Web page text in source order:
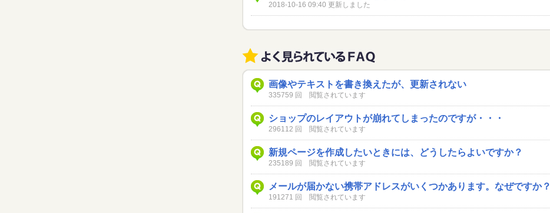
2018-10-16 09:40 更新しました
画像やテキストを書き換えたが、更新されない
335759 回 閲覧されています
ショップのレイアウトが崩れてしまったのですが・・・
296112 回 閲覧されています
新規ページを作成したいときには、どうしたらよいですか？
235189 回 閲覧されています
メールが届かない携帯アドレスがいくつかあります。なぜですか？
191271 回 閲覧されています